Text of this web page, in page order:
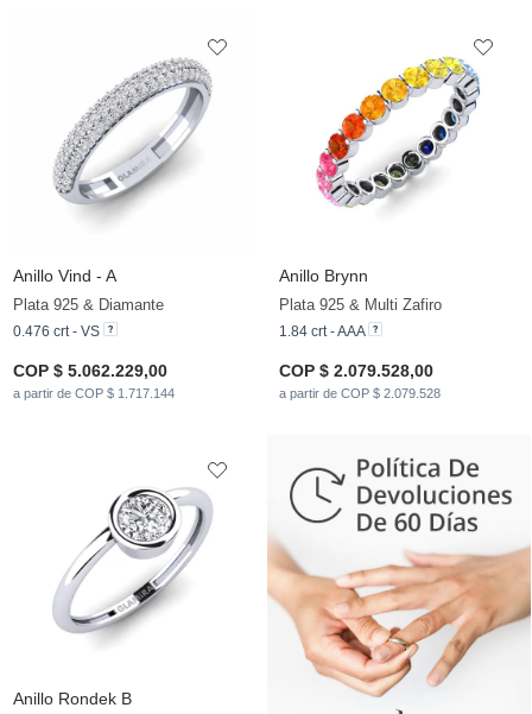
Anillo Vind - A
Plata 925 & Diamante
0.476 crt - VS
COP $ 5.062.229,00
a partir de COP $ 1.717.144
Anillo Brynn
Plata 925 & Multi Zafiro
1.84 crt - AAA
COP $ 2.079.528,00
a partir de COP $ 2.079.528
Anillo Rondek B